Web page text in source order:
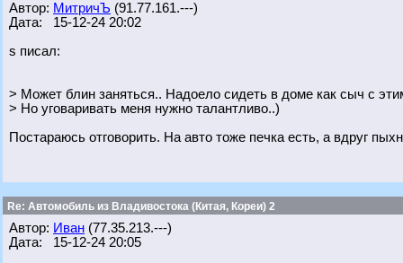
Автор: МитричЪ (91.77.161.---)
Дата: 15-12-24 20:02
s писал:
> Может блин заняться.. Надоело сидеть в доме как сыч с
> Но уговаривать меня нужно талантливо..)
Постараюсь отговорить. На авто тоже печка есть, а вдруг
Re: Автомобиль из Владивостока (Китая, Кореи) 2
Автор: Иван (77.35.213.---)
Дата: 15-12-24 20:05